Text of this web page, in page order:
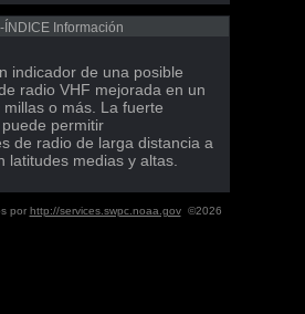
ÍNDICE Información
indicador de una posible
radio VHF mejorada en un
o más. La fuerte
permitir
de radio de larga distancia a
latitudes medias y altas.
por http://services.swpc.noaa.gov©2026